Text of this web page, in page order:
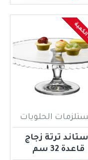
الحلويات
ترتة زجاج
قاعدة 32 سم